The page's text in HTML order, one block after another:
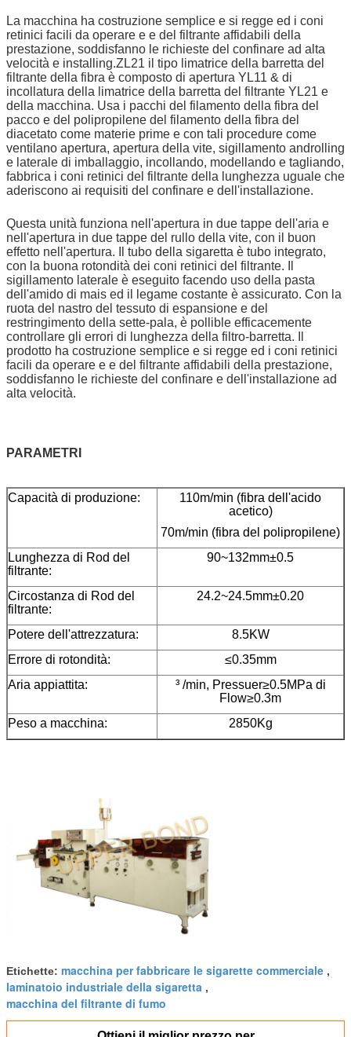
La macchina ha costruzione semplice e si regge ed i coni
retinici facili da operare e e del filtrante affidabili della
prestazione, soddisfanno le richieste del confinare ad alta
velocità e installing.ZL21 il tipo limatrice della barretta del
filtrante della fibra è composto di apertura YL11 & di
incollatura della limatrice della barretta del filtrante YL21 e
della macchina. Usa i pacchi del filamento della fibra del
pacco e del polipropilene del filamento della fibra del
diacetato come materie prime e con tali procedure come
ventilano apertura, apertura della vite, sigillamento androlling
e laterale di imballaggio, incollando, modellando e tagliando,
fabbrica i coni retinici del filtrante della lunghezza uguale che
aderiscono ai requisiti del confinare e dell'installazione.
Questa unità funziona nell'apertura in due tappe dell'aria e
nell'apertura in due tappe del rullo della vite, con il buon
effetto nell'apertura. Il tubo della sigaretta è tubo integrato,
con la buona rotondità dei coni retinici del filtrante. Il
sigillamento laterale è eseguito facendo uso della pasta
dell'amido di mais ed il legame costante è assicurato. Con la
ruota del nastro del tessuto di espansione e del
restringimento della sette-pala, è pollible efficacemente
controllare gli errori di lunghezza della filtro-barretta. Il
prodotto ha costruzione semplice e si regge ed i coni retinici
facili da operare e e del filtrante affidabili della prestazione,
soddisfanno le richieste del confinare e dell'installazione ad
alta velocità.
PARAMETRI
Capacità di produzione:
110m/min (fibra dell'acido
acetico)
70m/min (fibra del polipropilene)
Lunghezza di Rod del
filtrante:
90~132mm±0.5
Circostanza di Rod del
filtrante:
24.2~24.5mm±0.20
Potere dell'attrezzatura:
8.5KW
Errore di rotondità:
≤0.35mm
Aria appiattita:
³ /min, Pressuer≥0.5MPa di
Flow≥0.3m
Peso a macchina:
2850Kg
Etichette: macchina per fabbricare le sigarette commerciale ,
laminatoio industriale della sigaretta ,
macchina del filtrante di fumo